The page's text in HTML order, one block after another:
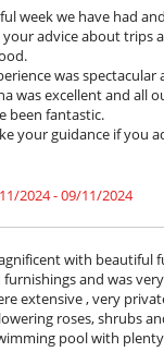
week we have had
advice about trips
was spectacular
was excellent and all
been fantastic.
your guidance if you
2024 - 09/11/2024
with beautiful
and was
extensive , very
roses, shrubs
pool with